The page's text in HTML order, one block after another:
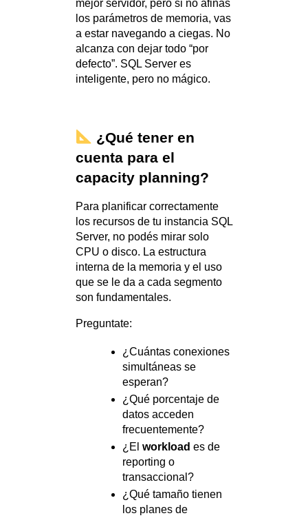
mejor servidor, pero si no afinás
los parámetros de memoria, vas
a estar navegando a ciegas. No
alcanza con dejar todo “por
defecto”. SQL Server es
inteligente, pero no mágico.
¿Qué tener en
cuenta para el
capacity planning?
Para planificar correctamente
los recursos de tu instancia SQL
Server, no podés mirar solo
CPU o disco. La estructura
interna de la memoria y el uso
que se le da a cada segmento
son fundamentales.
Preguntate:
¿Cuántas conexiones
simultáneas se
esperan?
¿Qué porcentaje de
datos acceden
frecuentemente?
¿El workload es de
reporting o
transaccional?
¿Qué tamaño tienen
los planes de